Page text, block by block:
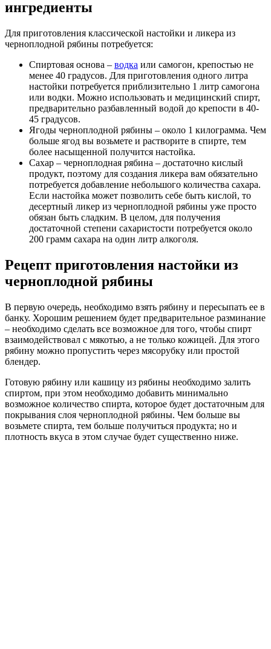
ингредиенты
Для приготовления классической настойки и ликера из
черноплодной рябины потребуется:
Спиртовая основа – водка или самогон, крепостью не
менее 40 градусов. Для приготовления одного литра
настойки потребуется приблизительно 1 литр самогона
или водки. Можно использовать и медицинский спирт,
предварительно разбавленный водой до крепости в 40-
45 градусов.
Ягоды черноплодной рябины – около 1 килограмма. Чем
больше ягод вы возьмете и растворите в спирте, тем
более насыщенной получится настойка.
Сахар – черноплодная рябина – достаточно кислый
продукт, поэтому для создания ликера вам обязательно
потребуется добавление небольшого количества сахара.
Если настойка может позволить себе быть кислой, то
десертный ликер из черноплодной рябины уже просто
обязан быть сладким. В целом, для получения
достаточной степени сахаристости потребуется около
200 грамм сахара на один литр алкоголя.
Рецепт приготовления настойки из
черноплодной рябины
В первую очередь, необходимо взять рябину и пересыпать ее в
банку. Хорошим решением будет предварительное разминание
– необходимо сделать все возможное для того, чтобы спирт
взаимодействовал с мякотью, а не только кожицей. Для этого
рябину можно пропустить через мясорубку или простой
блендер.
Готовую рябину или кашицу из рябины необходимо залить
спиртом, при этом необходимо добавить минимально
возможное количество спирта, которое будет достаточным для
покрывания слоя черноплодной рябины. Чем больше вы
возьмете спирта, тем больше получиться продукта; но и
плотность вкуса в этом случае будет существенно ниже.